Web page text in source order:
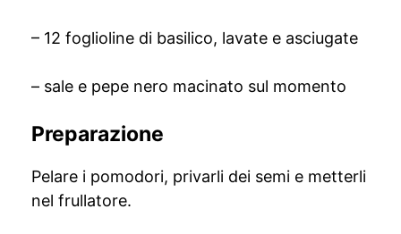
– 12 foglioline di basilico, lavate e asciugate
– sale e pepe nero macinato sul momento
Preparazione
Pelare i pomodori, privarli dei semi e metterli
nel frullatore.